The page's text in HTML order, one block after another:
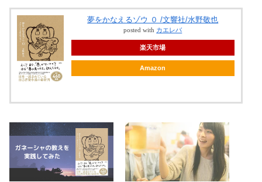
夢をかなえるゾウ ０ /文響社/水野敬也
posted with カエレバ
楽天市場
Amazon